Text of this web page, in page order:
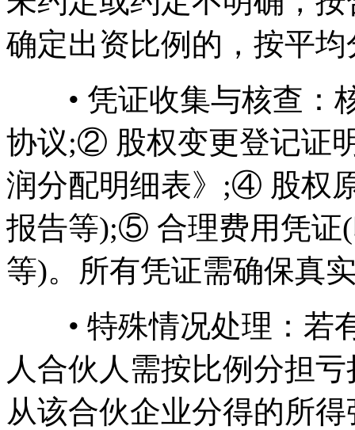
确定出资比例的，按平均
• 凭证收集与核查：
协议;② 股权变更登记证
润分配明细表》;④ 股权
报告等);⑤ 合理费用凭证
等)。所有凭证需确保真
• 特殊情况处理：若
人合伙人需按比例分担
从该合伙企业分得的所